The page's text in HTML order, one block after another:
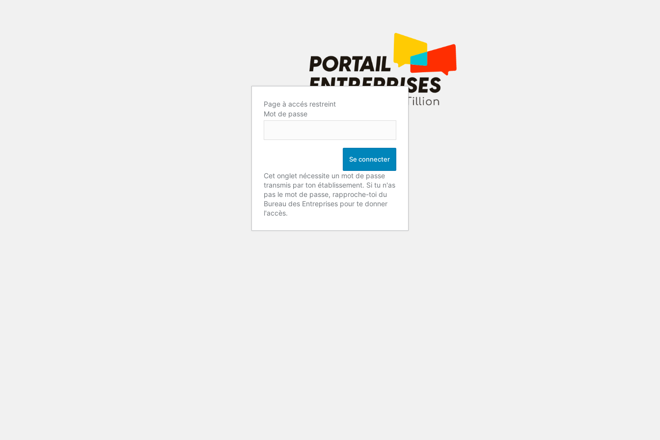
Page à accés restreint
Mot de passe
Cet onglet nécessite un mot de passe
transmis par ton établissement. Si tu n'as
pas le mot de passe, rapproche-toi du
Bureau des Entreprises pour te donner
l'accès.